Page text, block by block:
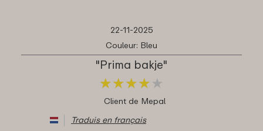
22-11-2025
Couleur: Bleu
"Prima bakje"
★★★★ ★
★★★★ ★
Client de Mepal
Traduis en français